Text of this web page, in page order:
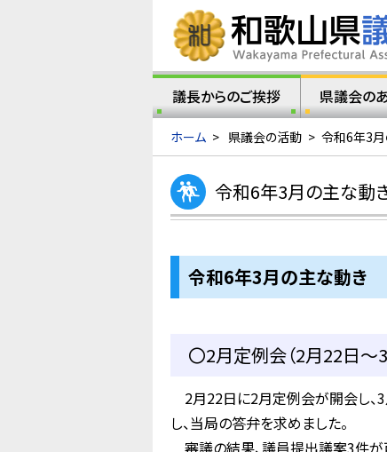
議長からのご挨拶 県議会の
ホーム > 県議会の活動 > 令和6年3
令和6年3月の主な動
令和6年3月の主な動き
〇2月定例会（2月22日～3
2月22日に2月定例会が開会し、
し、当局の答弁を求めました。
審議の結果、議員提出議案3件が